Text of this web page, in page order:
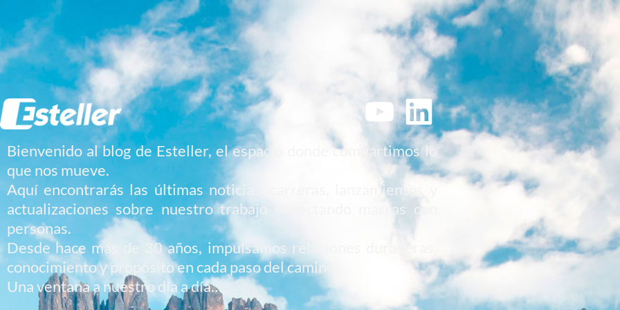
Bienvenido al blog de Esteller, el espacio donde compartimos lo
que nos mueve.
Aquí encontrarás las últimas noticias, carreras, lanzamientos y
actualizaciones sobre nuestro trabajo conectando marcas con
personas.
Desde hace más de 30 años, impulsamos relaciones duraderas,
conocimiento y propósito en cada paso del camino.
Una ventana a nuestro día a día…